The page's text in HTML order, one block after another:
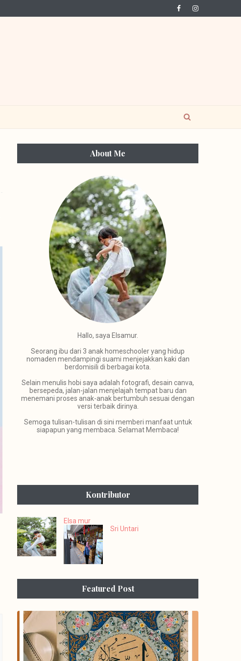
About Me
Hallo, saya Elsamur.
Seorang ibu dari 3 anak homeschooler yang hidup
nomaden mendampingi suami menjejakkan kaki dan
berdomisili di berbagai kota.
Selain menulis hobi saya adalah fotografi, desain canva,
bersepeda, jalan-jalan menjelajah tempat baru dan
menemani proses anak-anak bertumbuh sesuai dengan
versi terbaik dirinya.
Semoga tulisan-tulisan di sini memberi manfaat untuk
siapapun yang membaca. Selamat Membaca!
Kontributor
Elsa mur
Sri Untari
Featured Post